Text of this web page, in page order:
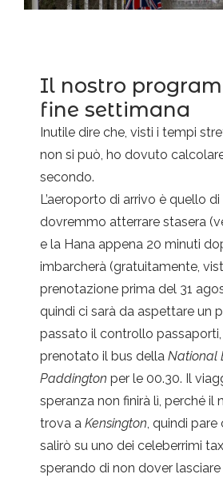
Il nostro
fine settimana
Inutile dire che, visti i tempi
non si può, ho dovuto
secondo.
L’aeroporto di arrivo è quello
dovremmo atterrare stasera
e la Hana appena 20 minuti
imbarcherà (gratuitamente,
prenotazione prima del 31
quindi ci sarà da aspettare un
passato il controllo
prenotato il bus della National
Paddington per le 00.30. Il
speranza non finirà lì, perché il
trova a Kensington, quindi
salirò su uno dei celeberrimi
sperando di non dover